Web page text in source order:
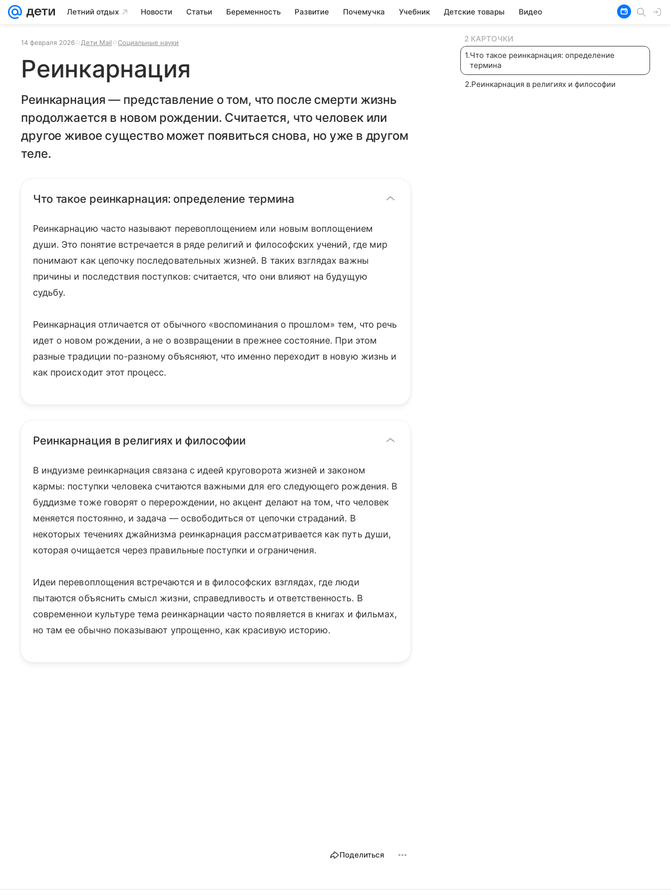
Летний отдых Новости Статьи Беременность Развитие Почемучка Учебник Детские товары Видео
14 февраля 2026 Дети Mail Социальные науки
Реинкарнация
Реинкарнация — представление о том, что после смерти жизнь
продолжается в новом рождении. Считается, что человек или
другое живое существо может появиться снова, но уже в другом
теле.
Что такое реинкарнация: определение термина
Реинкарнацию часто называют перевоплощением или новым воплощением
души. Это понятие встречается в ряде религий и философских учений, где мир
понимают как цепочку последовательных жизней. В таких взглядах важны
причины и последствия поступков: считается, что они влияют на будущую
судьбу.
Реинкарнация отличается от обычного «воспоминания о прошлом» тем, что речь
идет о новом рождении, а не о возвращении в прежнее состояние. При этом
разные традиции по-разному объясняют, что именно переходит в новую жизнь и
как происходит этот процесс.
Реинкарнация в религиях и философии
В индуизме реинкарнация связана с идеей круговорота жизней и законом
кармы: поступки человека считаются важными для его следующего рождения. В
буддизме тоже говорят о перерождении, но акцент делают на том, что человек
меняется постоянно, и задача — освободиться от цепочки страданий. В
некоторых течениях джайнизма реинкарнация рассматривается как путь души,
которая очищается через правильные поступки и ограничения.
Идеи перевоплощения встречаются и в философских взглядах, где люди
пытаются объяснить смысл жизни, справедливость и ответственность. В
современнои культуре тема реинкарнации часто появляется в книгах и фильмах,
но там ее обычно показывают упрощенно, как красивую историю.
Поделиться
2 КАРТОЧКИ
1.Что такое реинкарнация: определение
термина
2.Реинкарнация в религиях и философии